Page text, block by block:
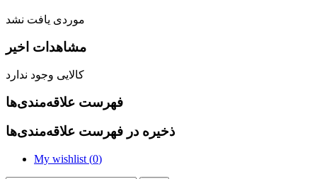
موردی یافت نشد
مشاهدات اخیر
کالایی وجود ندارد
فهرست علاقه‌مندی‌ها
ذخیره در فهرست علاقه‌مندی‌ها
My wishlist (0)